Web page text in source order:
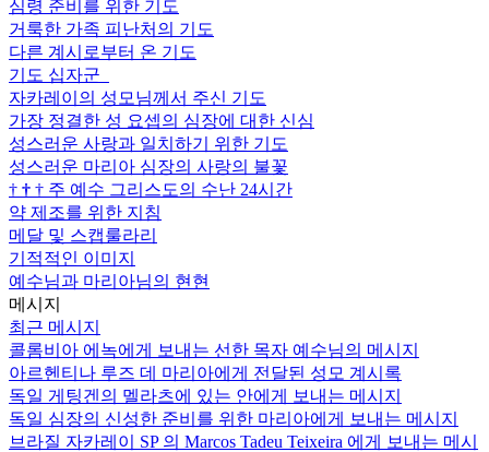
심령 준비를 위한 기도
거룩한 가족 피난처의 기도
다른 계시로부터 온 기도
기도 십자군
자카레이의 성모님께서 주신 기도
가장 정결한 성 요셉의 심장에 대한 신심
성스러운 사랑과 일치하기 위한 기도
성스러운 마리아 심장의 사랑의 불꽃
† † † 주 예수 그리스도의 수난 24시간
약 제조를 위한 지침
메달 및 스캡룰라리
기적적인 이미지
예수님과 마리아님의 현현
메시지
최근 메시지
콜롬비아 에녹에게 보내는 선한 목자 예수님의 메시지
아르헨티나 루즈 데 마리아에게 전달된 성모 계시록
독일 게팅겐의 멜라츠에 있는 안에게 보내는 메시지
독일 심장의 신성한 준비를 위한 마리아에게 보내는 메시지
브라질 자카레이 SP 의 Marcos Tadeu Teixeira 에게 보내는 메시